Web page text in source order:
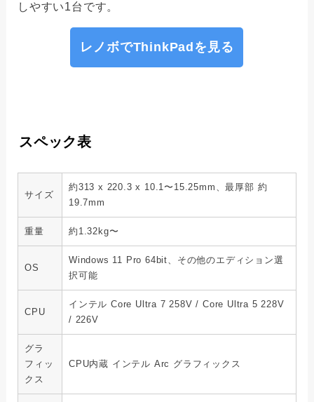
しやすい1台です。
レノボでThinkPadを見る
スペック表
サイズ
約313 x 220.3 x 10.1〜15.25mm、最厚部 約
19.7mm
重量 約1.32kg〜
OS
Windows 11 Pro 64bit、その他のエディション選
択可能
CPU
インテル Core Ultra 7 258V / Core Ultra 5 228V
/ 226V
グラ
フィッ
クス
CPU内蔵 インテル Arc グラフィックス